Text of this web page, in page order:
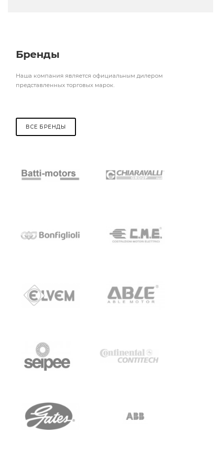
Бренды
Наша компания является официальным дилером
представленных торговых марок.
ВСЕ БРЕНДЫ